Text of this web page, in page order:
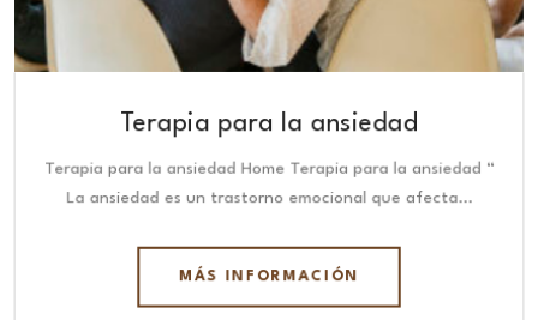
Terapia para la ansiedad
Terapia para la ansiedad Home Terapia para la ansiedad “
La ansiedad es un trastorno emocional que afecta…
MÁS INFORMACIÓN